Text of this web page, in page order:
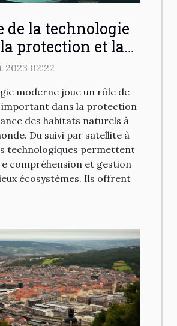
de la technologie
protection et la
des habitats
2023 02:22
moderne joue un rôle de
important dans la protection
des habitats naturels à
Du suivi par satellite à
technologiques permettent
compréhension et gestion
écosystèmes. Ils offrent